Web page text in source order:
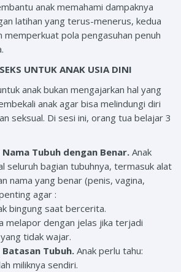
anak memahami dampaknya
latihan yang terus-menerus, kedua
memperkuat pola pengasuhan penuh
UNTUK ANAK USIA DINI
anak bukan mengajarkan hal yang
anak agar bisa melindungi diri
seksual. Di sesi ini, orang tua belajar 3
Tubuh dengan Benar. Anak
seluruh bagian tubuhnya, termasuk alat
nama yang benar (penis, vagina,
agar :
bingung saat bercerita.
melapor dengan jelas jika terjadi
tidak wajar.
Tubuh. Anak perlu tahu:
miliknya sendiri.